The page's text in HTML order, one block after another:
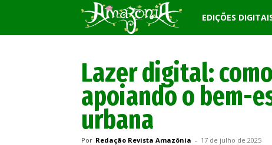
Revista
EDIÇÕES
Lazer digital:
apoiando o bem-
urbana
Por Redação Revista Amazônia - 17 de julho de 2025